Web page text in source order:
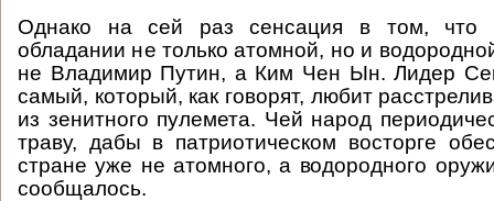
Однако на сей раз сенсация в том, что
обладании не только атомной, но и
не Владимир Путин, а Ким Чен Ын. Лидер
самый, который, как говорят, любит
из зенитного пулемета. Чей народ
траву, дабы в патриотическом восторге
стране уже не атомного, а водородного
сообщалось.